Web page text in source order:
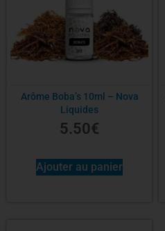
Arôme Boba’s 10ml – Nova
Liquides
5.50€
Ajouter au panier